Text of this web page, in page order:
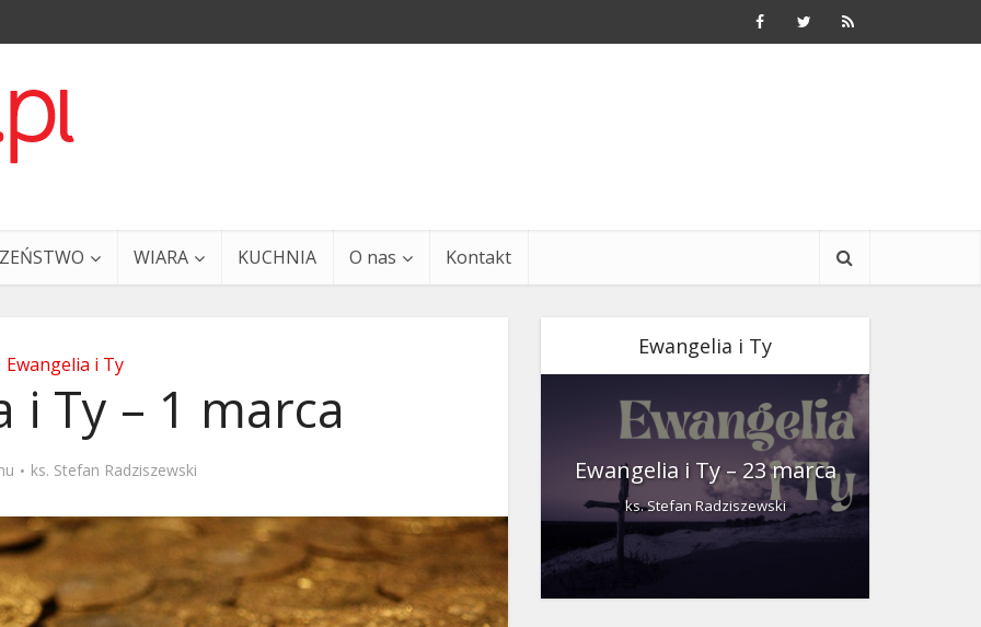
WIARA KUCHNIA O nas Kontakt
Ewangelia i Ty
i Ty – 1 marca
ks. Stefan Radziszewski
Ewangelia i Ty
i Ty – 29 grudnia Ewangelia i Ty – 23 marca
ks. Stefan Radziszewski